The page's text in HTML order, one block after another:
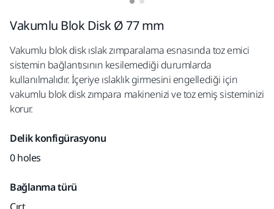
Vakumlu Blok Disk Ø 77 mm
Vakumlu blok disk ıslak zımparalama esnasında toz emici
sistemin bağlantısının kesilemediği durumlarda
kullanılmalıdır. İçeriye ıslaklık girmesini engellediği için
vakumlu blok disk zımpara makinenizi ve toz emiş sisteminizi
korur.
Delik konfigürasyonu
0 holes
Bağlanma türü